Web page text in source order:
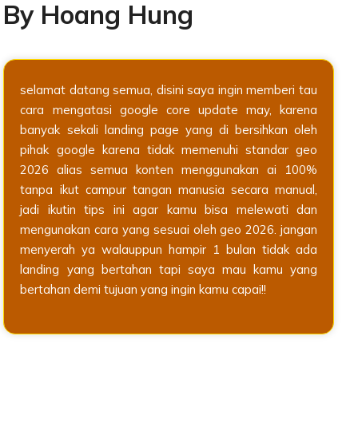
By Hoang Hung
selamat datang semua, disini saya ingin memberi tau
cara mengatasi google core update may, karena
banyak sekali landing page yang di bersihkan oleh
pihak google karena tidak memenuhi standar geo
2026 alias semua konten menggunakan ai 100%
tanpa ikut campur tangan manusia secara manual,
jadi ikutin tips ini agar kamu bisa melewati dan
mengunakan cara yang sesuai oleh geo 2026. jangan
menyerah ya walauppun hampir 1 bulan tidak ada
landing yang bertahan tapi saya mau kamu yang
bertahan demi tujuan yang ingin kamu capai!!